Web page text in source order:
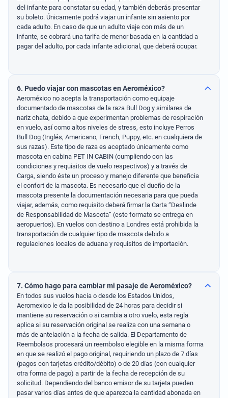
del infante para constatar su edad, y también deberás presentar
su boleto. Únicamente podrá viajar un infante sin asiento por
cada adulto. En caso de que un adulto viaje con más de un
infante, se cobrará una tarifa de menor basada en la cantidad a
pagar del adulto, por cada infante adicional, que deberá ocupar.
6. Puedo viajar con mascotas en Aeroméxico?
Aeroméxico no acepta la transportación como equipaje
documentado de mascotas de la raza Bull Dog y similares de
nariz chata, debido a que experimentan problemas de respiración
en vuelo, así como altos niveles de stress, esto incluye Perros
Bull Dog (Inglés, Americano, French, Puppy, etc. en cualquiera de
sus razas). Este tipo de raza es aceptado únicamente como
mascota en cabina PET IN CABIN (cumpliendo con las
condiciones y requisitos de vuelo respectivos) y a través de
Carga, siendo éste un proceso y manejo diferente que beneficia
el confort de la mascota. Es necesario que el dueño de la
mascota presente la documentación necesaria para que pueda
viajar, además, como requisito deberá firmar la Carta “Deslinde
de Responsabilidad de Mascota” (este formato se entrega en
aeropuertos). En vuelos con destino a Londres está prohibida la
transportación de cualquier tipo de mascota debido a
regulaciones locales de aduana y requisitos de importación.
7. Cómo hago para cambiar mi pasaje de Aeroméxico?
En todos sus vuelos hacia o desde los Estados Unidos,
Aeromexico le da la posibilidad de 24 horas para decidir si
mantiene su reservación o si cambia a otro vuelo, esta regla
aplica si su reservación original se realiza con una semana o
más de antelación a la fecha de salida. El Departamento de
Reembolsos procesará un reembolso elegible en la misma forma
en que se realizó el pago original, requiriendo un plazo de 7 días
(pagos con tarjetas crédito/débito) o de 20 días (con cualquier
otra forma de pago) a partir de la fecha de recepción de su
solicitud. Dependiendo del banco emisor de su tarjeta pueden
pasar varios días antes de que aparezca la cantidad abonada en